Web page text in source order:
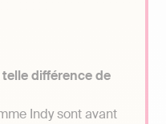
différence de
Indy sont avant